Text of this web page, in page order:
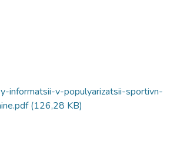
informatsii-v-populyarizatsii-sportivn-
(126,28 KB)